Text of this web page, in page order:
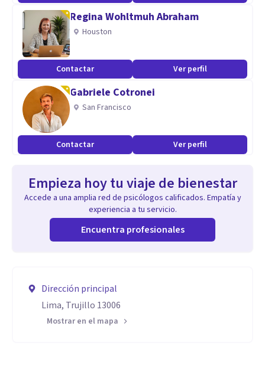
Regina Wohltmuh Abraham
Houston
Contactar Ver perfil
Gabriele Cotronei
San Francisco
Contactar Ver perfil
Empieza hoy tu viaje de bienestar
Accede a una amplia red de psicólogos calificados. Empatía y
experiencia a tu servicio.
Encuentra profesionales
Dirección principal
Lima, Trujillo 13006
Mostrar en el mapa